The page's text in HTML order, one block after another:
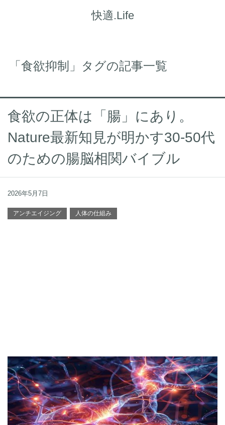
快適.Life
「食欲抑制」タグの記事一覧
食欲の正体は「腸」にあり。
Nature最新知見が明かす30-50代
のための腸脳相関バイブル
2026年5月7日
アンチエイジング 人体の仕組み